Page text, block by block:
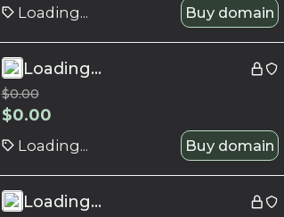
Loading... Buy domain
Loading...
$0.00
$0.00
Loading... Buy domain
Loading...